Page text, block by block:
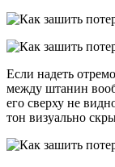
Если надеть
между штанин
его сверху не
тон визуально